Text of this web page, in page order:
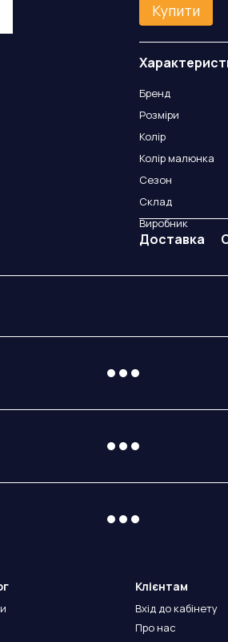
Купити
Бренд
Розміри
Колір
Колір малюнка
Сезон
Склад
Виробник
Доставка
Клієнтам
Вхід до кабінету
Про нас